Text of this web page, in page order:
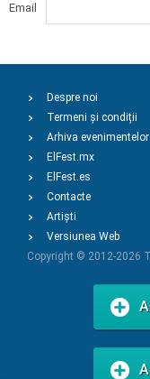
Email
Despre noi
Termeni și condiții
Arhiva evenimentelor
ElFest.mx
ElFest.es
Contacte
Artiști
Versiunea Web
Copyright © 2012-2026